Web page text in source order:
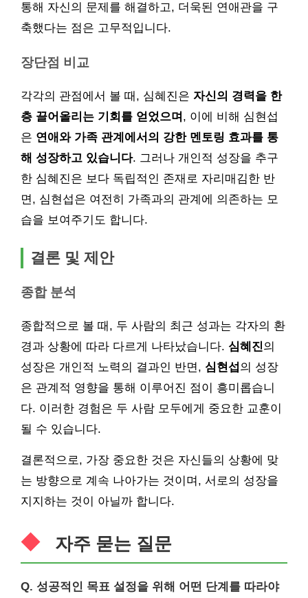
통해 자신의 문제를 해결하고, 더욱된 연애관을 구
축했다는 점은 고무적입니다.
장단점 비교
각각의 관점에서 볼 때, 심혜진은 자신의 경력을 한
층 끌어올리는 기회를 얻었으며 , 이에 비해 심현섭
은 연애와 가족 관계에서의 강한 멘토링 효과를 통
해 성장하고 있습니다. 그러나 개인적 성장을 추구
한 심혜진은 보다 독립적인 존재로 자리매김한 반
면, 심현섭은 여전히 가족과의 관계에 의존하는 모
습을 보여주기도 합니다.
결론 및 제안
종합 분석
종합적으로 볼 때, 두 사람의 최근 성과는 각자의 환
경과 상황에 따라 다르게 나타났습니다. 심혜진의
성장은 개인적 노력의 결과인 반면, 심현섭 의 성장
은 관계적 영향을 통해 이루어진 점이 흥미롭습니
다. 이러한 경험은 두 사람 모두에게 중요한 교훈이
될 수 있습니다.
결론적으로, 가장 중요한 것은 자신들의 상황에 맞
는 방향으로 계속 나아가는 것이며, 서로의 성장을
지지하는 것이 아닐까 합니다.
자주 묻는 질문
Q. 성공적인 목표 설정을 위해 어떤 단계를 따라야